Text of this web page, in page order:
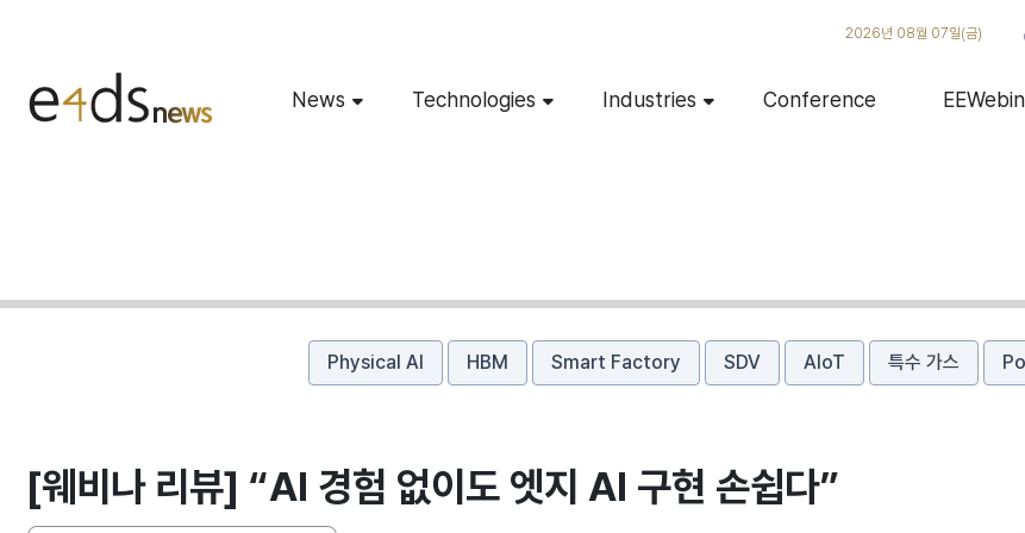
2026년 08월 07일(금)
News Technologies Industries Conference
Physical AI HBM Smart Factory SDV AIoT 특수 가스
[웨비나 리뷰] “AI 경험 없이도 엣지 AI 구현 손쉽다”